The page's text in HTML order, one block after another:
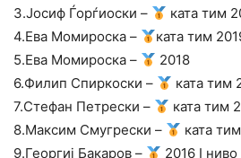
3.Јосиф Ѓорѓиоски –
ката тим
4.Ева Момироска –
ката тим
5.Ева Момироска –
2018
6.Филип Спиркоски –
ката тим
7.Стефан Петрески –
ката тим
8.Максим Смугрески –
ката
9.Георгиј Бакаров –
2016 I ниво